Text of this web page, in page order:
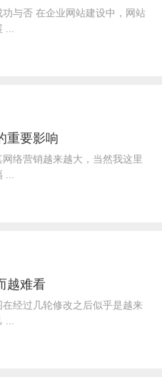
与否 在企业网站建设中，网站
重要影响
络营销越来越大，当然我这里
越难看
经过几轮修改之后似乎是越来